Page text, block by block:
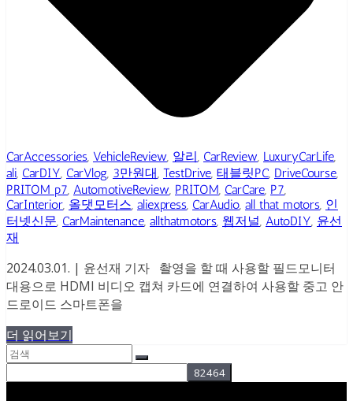
CarAccessories, VehicleReview, 알리, CarReview, LuxuryCarLife,
ali, CarDIY, CarVlog, 3만원대, TestDrive, 태블릿PC, DriveCourse,
PRITOM p7, AutomotiveReview, PRITOM, CarCare, P7,
CarInterior, 올댓모터스, aliexpress, CarAudio, all that motors, 인
터넷신문, CarMaintenance, allthatmotors, 웹저널, AutoDIY, 윤선
재
2024.03.01. | 윤선재 기자 촬영을 할 때 사용할 필드모니터
대용으로 HDMI 비디오 캡쳐 카드에 연결하여 사용할 중고 안
드로이드 스마트폰을
더 읽어보기